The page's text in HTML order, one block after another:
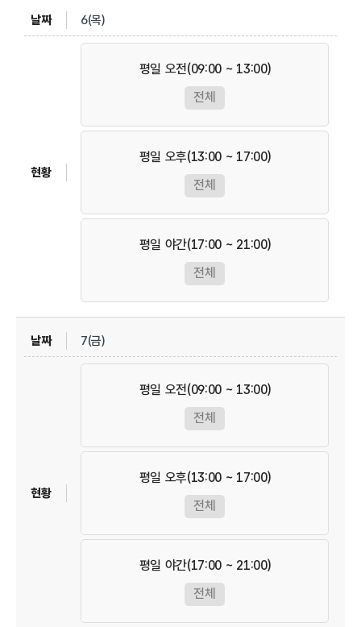
6(목)
평일 오전(09:00 ~ 13:00)
전체
평일 오후(13:00 ~ 17:00)
전체
평일 야간(17:00 ~ 21:00)
전체
7(금)
평일 오전(09:00 ~ 13:00)
전체
평일 오후(13:00 ~ 17:00)
전체
평일 야간(17:00 ~ 21:00)
전체